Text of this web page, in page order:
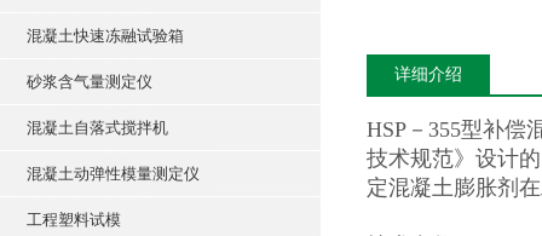
混凝土快速冻融试验箱
砂浆含气量测定仪
混凝土自落式搅拌机
混凝土动弹性模量测定仪
工程塑料试模
详细介绍
HSP－355型补偿
技术规范》设计
定混凝土膨胀剂